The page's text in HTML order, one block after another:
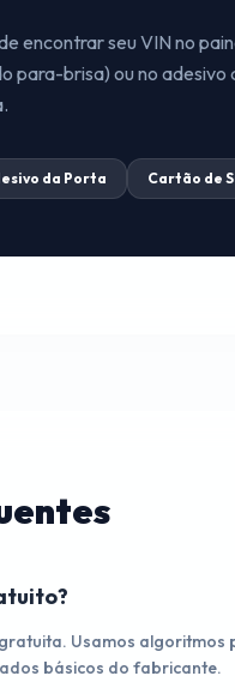
encontrar seu VIN no
para-brisa) ou no adesivo
da Porta Cartão de
Usamos algoritmos
básicos do fabricante.